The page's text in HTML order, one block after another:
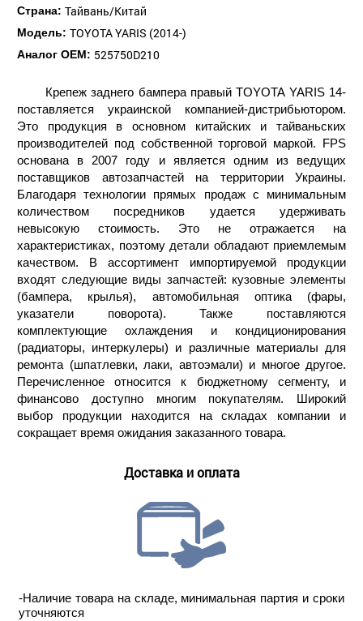
Страна: Тайвань/Китай
Модель: TOYOTA YARIS (2014-)
Аналог ОЕМ: 525750D210
Крепеж заднего бампера правый TOYOTA YARIS 14-
поставляется украинской компанией-дистрибьютором.
Это продукция в основном китайских и тайваньских
производителей под собственной торговой маркой. FPS
основана в 2007 году и является одним из ведущих
поставщиков автозапчастей на территории Украины.
Благодаря технологии прямых продаж с минимальным
количеством посредников удается удерживать
невысокую стоимость. Это не отражается на
характеристиках, поэтому детали обладают приемлемым
качеством. В ассортимент импортируемой продукции
входят следующие виды запчастей: кузовные элементы
(бампера, крылья), автомобильная оптика (фары,
указатели поворота). Также поставляются
комплектующие охлаждения и кондиционирования
(радиаторы, интеркулеры) и различные материалы для
ремонта (шпатлевки, лаки, автоэмали) и многое другое.
Перечисленное относится к бюджетному сегменту, и
финансово доступно многим покупателям. Широкий
выбор продукции находится на складах компании и
сокращает время ожидания заказанного товара.
Доставка и оплата
-Наличие товара на складе, минимальная партия и сроки
уточняются